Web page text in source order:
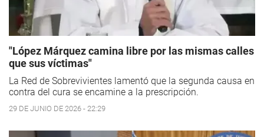
"López Márquez camina libre por las mismas calles
que sus víctimas"
La Red de Sobrevivientes lamentó que la segunda causa en
contra del cura se encamine a la prescripción.
29 DE JUNIO DE 2026 - 22:29